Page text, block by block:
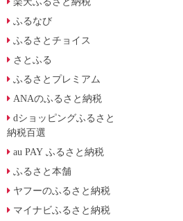
ふるなび
ふるさとチョイス
さとふる
ふるさとプレミアム
ANAのふるさと納税
dショッピングふるさと
納税百選
au PAY ふるさと納税
ふるさと本舗
ヤフーのふるさと納税
マイナビふるさと納税